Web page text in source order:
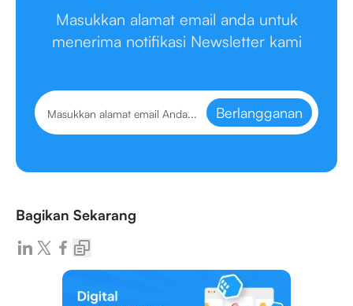
Masukkan alamat email anda untuk
menerima notifikasi Newsletter kami
Berlangganan
Bagikan Sekarang